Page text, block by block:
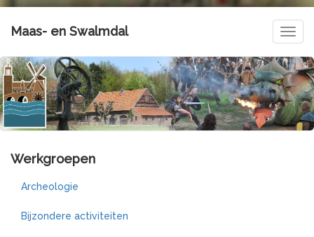
Maas- en Swalmdal
Werkgroepen
Archeologie
Bijzondere activiteiten